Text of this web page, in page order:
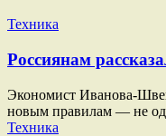
Техника
Россиянам
Экономист Иванова-
новым правилам — не
Техника